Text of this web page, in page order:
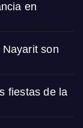
en
son
fiestas de la